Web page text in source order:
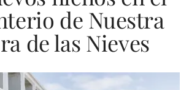
de Nuestra
de las Nieves